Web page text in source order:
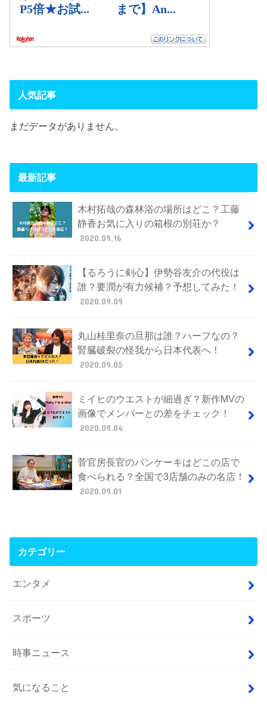
人気記事
まだデータがありません。
最新記事
木村拓哉の森林浴の場所はどこ？工藤
静香お気に入りの箱根の別荘か？
2020.09.16
【るろうに剣心】伊勢谷友介の代役は
誰？要潤が有力候補？予想してみた！
2020.09.09
丸山桂里奈の旦那は誰？ハーフなの？
腎臓破裂の怪我から日本代表へ！
2020.09.05
ミイヒのウエストが細過ぎ？新作MVの
画像でメンバーとの差をチェック！
2020.09.04
菅官房長官のパンケーキはどこの店で
食べられる？全国で3店舗のみの名店！
2020.09.01
カテゴリー
エンタメ
スポーツ
時事ニュース
気になること